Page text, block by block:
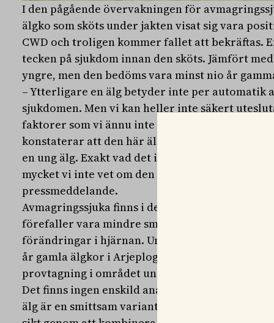
I den pågående övervakningen för
älgko som sköts under jakten visat sig vara
CWD och troligen kommer fallet att bekräftas.
tecken på sjukdom innan den sköts. Jämfört
yngre, men den bedöms vara minst nio år
– Ytterligare en älg betyder inte per automatik
sjukdomen. Men vi kan heller inte säkert
faktorer som vi ännu inte känner till som
konstaterar att den här älgen är yngre än
en ung älg. Exakt vad det innebär har vi inte
mycket vi inte vet om den här sjukdomen, säger
pressmeddelande.
Avmagringssjuka finns i dels smittsamma
förefaller vara mindre smittsamma och
förändringar i hjärnan. Under våren 2019
år gamla älgkor i Arjeplog och Arvidsjaur.
provtagning i området under älgjakten och
Det finns ingen enskild analysmetod som kan
älg är en smittsam variant av sjukdomen eller